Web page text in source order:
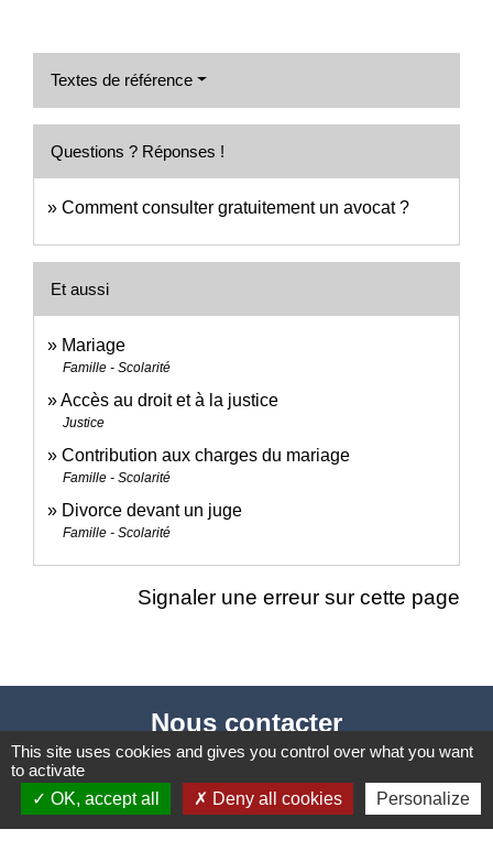
Textes de référence
Questions ? Réponses !
Comment consulter gratuitement un avocat ?
Et aussi
Mariage
Famille - Scolarité
Accès au droit et à la justice
Justice
Contribution aux charges du mariage
Famille - Scolarité
Divorce devant un juge
Famille - Scolarité
Signaler une erreur sur cette page
Nous contacter
Commune de Puylaurens
1 rue de la Mairie
81700 Puylaurens - FRANCE
This site uses cookies and gives you control over what you want
to activate
OK, accept all
Deny all cookies Personalize